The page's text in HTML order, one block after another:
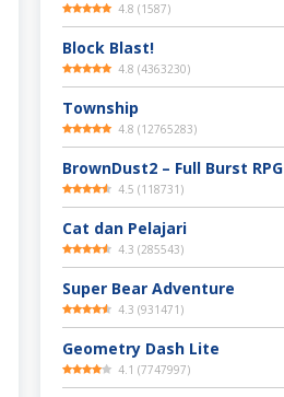
4.8 (1587)
Block Blast!
4.8 (4363230)
Township
4.8 (12765283)
BrownDust2 – Full Burst RPG
4.5 (118731 )
Cat dan Pelajari
4.3 (285543)
Super Bear Adventure
4.3 (931471 )
Geometry Dash Lite
4.1 (7747997)